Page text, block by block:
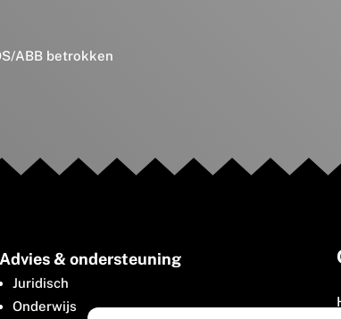
ABB betrokken
Advies & ondersteuning
Juridisch
Onderwijs